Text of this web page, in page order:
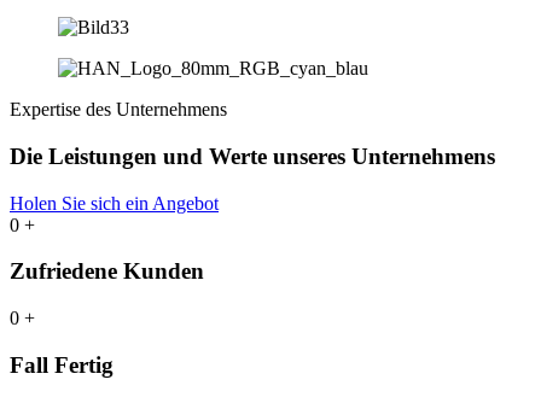
Expertise des Unternehmens
Die Leistungen und Werte unseres Unternehmens
Holen Sie sich ein Angebot
0 +
Zufriedene Kunden
0 +
Fall Fertig